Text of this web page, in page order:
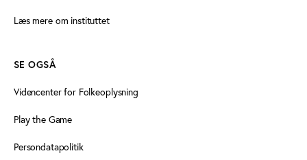
Læs mere om instituttet
SE OGSÅ
Videncenter for Folkeoplysning
Play the Game
Persondatapolitik